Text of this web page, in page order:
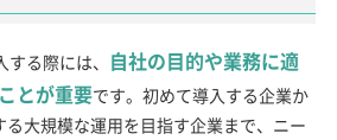
る際には、
自社の目的や業務に適
とが重要です。初めて導入する企業か
る大規模な運用を目指す企業まで、ニー